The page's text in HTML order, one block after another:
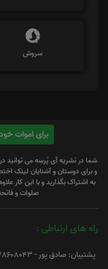
سروش
برای اموات خود در کمتر از
شما در نشریه آی پُرسِه می توانید
و برای دوستان و آشنایان لینک
به اشتراک بگذارید و با این کار
صلوات و
راه های ارتباطی :
پشتیبان: صادق پور - 09378608043